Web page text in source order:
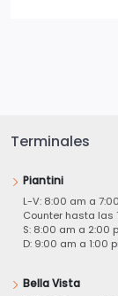
Terminales
Piantini
L-V: 8:00 am a
Counter hasta las
S: 8:00 am a 2:00
D: 9:00 am a 1:00
Bella Vista